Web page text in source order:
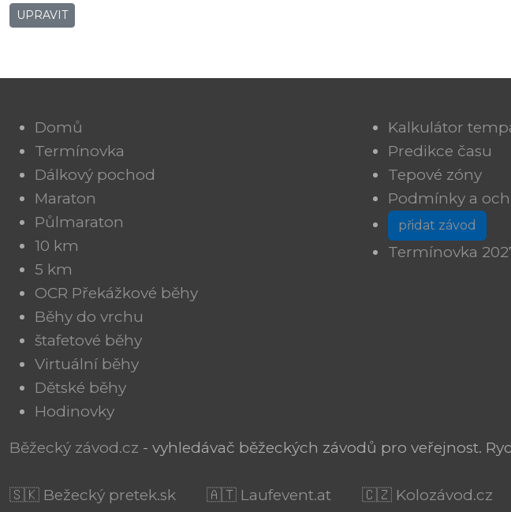
UPRAVIT
Domů
Termínovka
Dálkový pochod
Maraton
Půlmaraton
10 km
5 km
OCR Překážkové běhy
Běhy do vrchu
štafetové běhy
Virtuální běhy
Dětské běhy
Hodinovky
Kalkulátor
Predikce času
Tepové zóny
Podmínky a
přidat závod
Termínovka
Běžecký závod.cz - vyhledávač běžeckých závodů pro veřejnost.
🇸🇰 Bežecký pretek.sk 🇦🇹 Laufevent.at 🇨🇿 Kolozávod.cz